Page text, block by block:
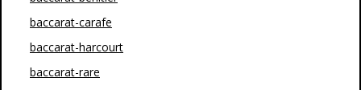
baccarat-carafe
baccarat-harcourt
baccarat-rare